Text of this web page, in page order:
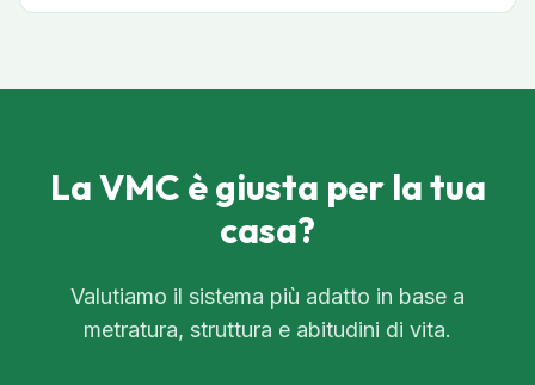
La VMC è giusta per la tua
casa?
Valutiamo il sistema più adatto in base a
metratura, struttura e abitudini di vita.